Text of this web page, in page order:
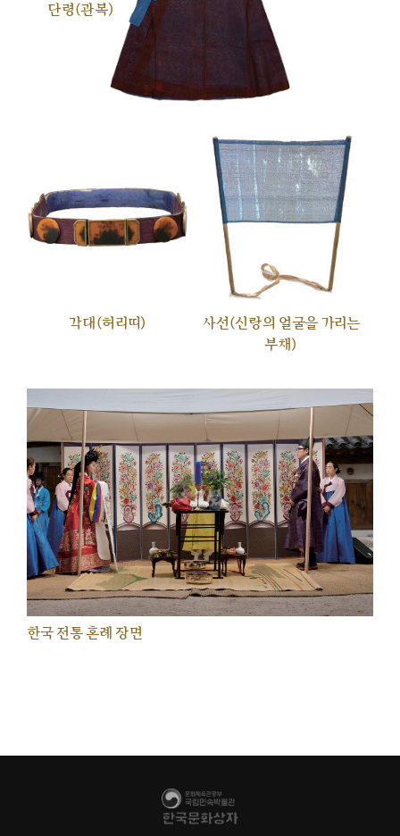
단령(관복)
각대(허리띠)
사선(신랑의 얼굴을 가리는
부채)
한국 전통 혼례 장면